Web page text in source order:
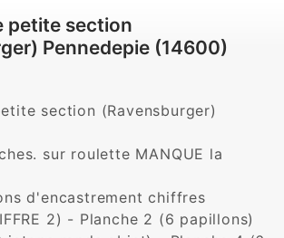
petite section
Pennedepie (14600)
section (Ravensburger)
sur roulette MANQUE la
d'encastrement chiffres
2) - Planche 2 (6 papillons)